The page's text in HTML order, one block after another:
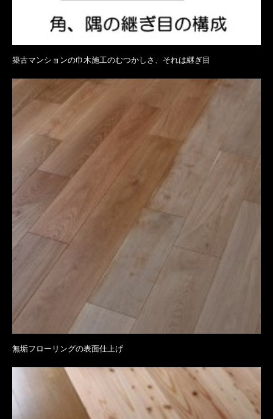
築古マンションの巾木施工のむつかしさ、それは継ぎ目
無垢フローリングの表面仕上げ